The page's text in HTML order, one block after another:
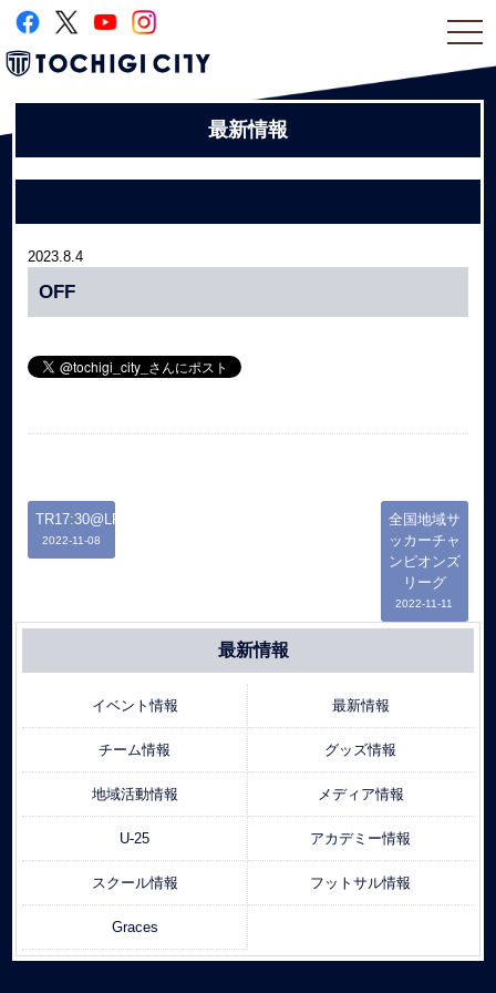
最新情報
2023.8.4
OFF
TR17:30@LFP
2022-11-08
全国地域サ
ッカーチャ
ンピオンズ
リーグ
2022-11-11
最新情報
イベント情報 最新情報
チーム情報 グッズ情報
地域活動情報 メディア情報
U-25 アカデミー情報
スクール情報 フットサル情報
Graces